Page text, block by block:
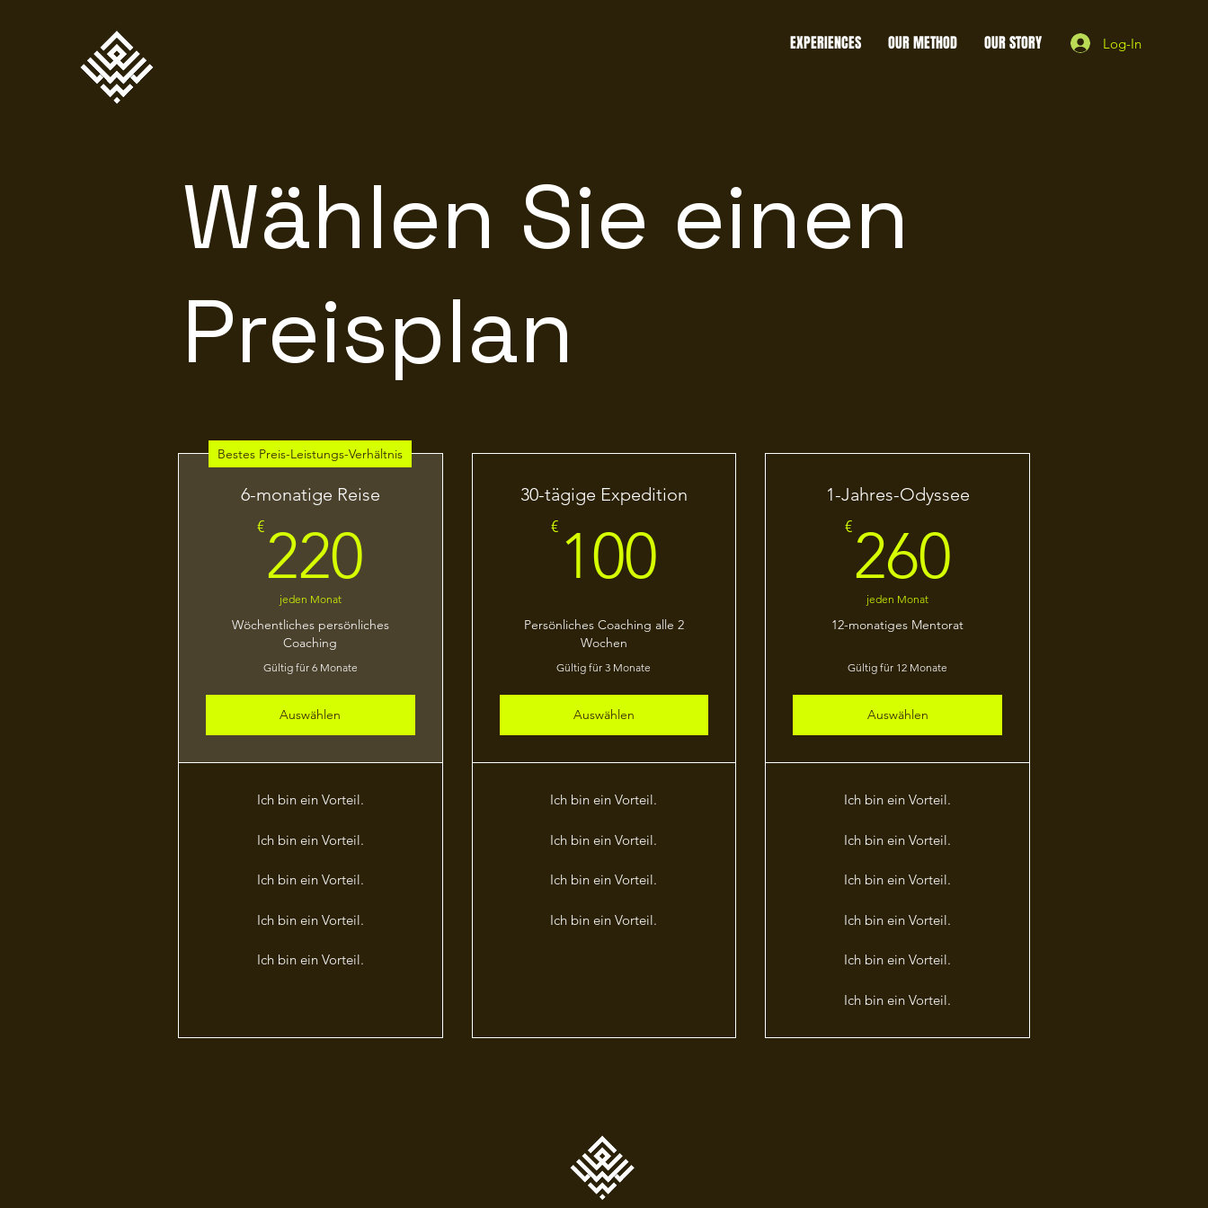
EXPERIENCES OUR METHOD OUR STORY Log-In
Wählen Sie einen
Preisplan
Bestes Preis-Leistungs-Verhältnis
6-monatige Reise
€ 220
jeden Monat
Wöchentliches persönliches
Coaching
Gültig für 6 Monate
Auswählen
Ich bin ein Vorteil.
Ich bin ein Vorteil.
Ich bin ein Vorteil.
Ich bin ein Vorteil.
Ich bin ein Vorteil.
30-tägige Expedition
€ 100
Persönliches Coaching alle 2
Wochen
Gültig für 3 Monate
Auswählen
Ich bin ein Vorteil.
Ich bin ein Vorteil.
Ich bin ein Vorteil.
Ich bin ein Vorteil.
1-Jahres-Odyssee
€260
jeden Monat
12-monatiges Mentorat
Gültig für 12 Monate
Auswählen
Ich bin ein Vorteil.
Ich bin ein Vorteil.
Ich bin ein Vorteil.
Ich bin ein Vorteil.
Ich bin ein Vorteil.
Ich bin ein Vorteil.